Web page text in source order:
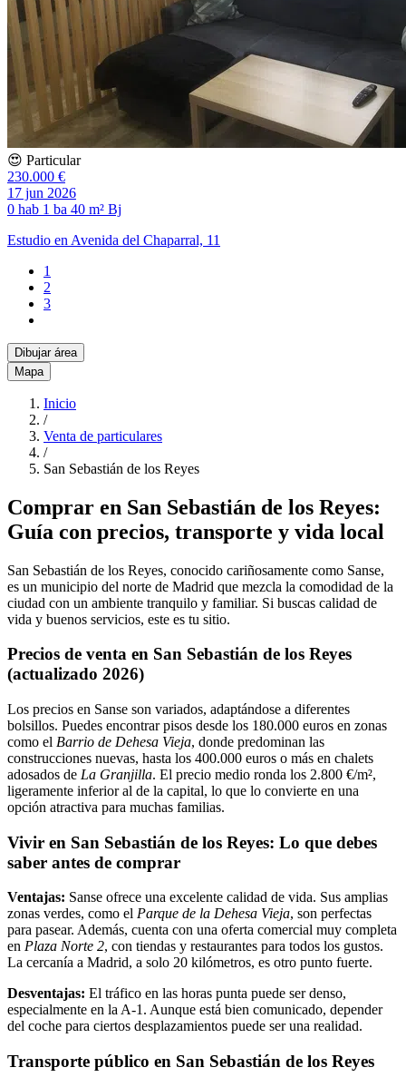
😍 Particular
230.000 €
17 jun 2026
0 hab 1 ba 40 m² Bj
Estudio en Avenida del Chaparral, 11
1
2
3
Dibujar área
Mapa
Inicio
/
Venta de particulares
/
San Sebastián de los Reyes
Comprar en San Sebastián de los Reyes:
Guía con precios, transporte y vida local
San Sebastián de los Reyes, conocido cariñosamente como Sanse,
es un municipio del norte de Madrid que mezcla la comodidad de la
ciudad con un ambiente tranquilo y familiar. Si buscas calidad de
vida y buenos servicios, este es tu sitio.
Precios de venta en San Sebastián de los Reyes
(actualizado 2026)
Los precios en Sanse son variados, adaptándose a diferentes
bolsillos. Puedes encontrar pisos desde los 180.000 euros en zonas
como el Barrio de Dehesa Vieja, donde predominan las
construcciones nuevas, hasta los 400.000 euros o más en chalets
adosados de La Granjilla. El precio medio ronda los 2.800 €/m²,
ligeramente inferior al de la capital, lo que lo convierte en una
opción atractiva para muchas familias.
Vivir en San Sebastián de los Reyes: Lo que debes
saber antes de comprar
Ventajas: Sanse ofrece una excelente calidad de vida. Sus amplias
zonas verdes, como el Parque de la Dehesa Vieja, son perfectas
para pasear. Además, cuenta con una oferta comercial muy completa
en Plaza Norte 2, con tiendas y restaurantes para todos los gustos.
La cercanía a Madrid, a solo 20 kilómetros, es otro punto fuerte.
Desventajas: El tráfico en las horas punta puede ser denso,
especialmente en la A-1. Aunque está bien comunicado, depender
del coche para ciertos desplazamientos puede ser una realidad.
Transporte público en San Sebastián de los Reyes